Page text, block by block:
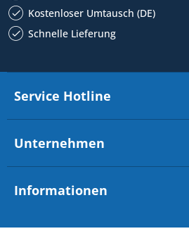
Kostenloser Umtausch (DE)
Schnelle Lieferung
Service Hotline
Unternehmen
Informationen